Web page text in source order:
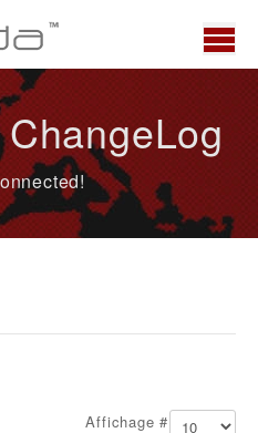
Affichage #